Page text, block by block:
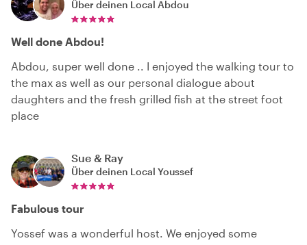
Über deinen Local Abdou
Well done Abdou!
Abdou, super well done .. I enjoyed the walking tour to
the max as well as our personal dialogue about
daughters and the fresh grilled fish at the street foot
place
Sue & Ray
Über deinen Local Youssef
Fabulous tour
Yossef was a wonderful host. We enjoyed some